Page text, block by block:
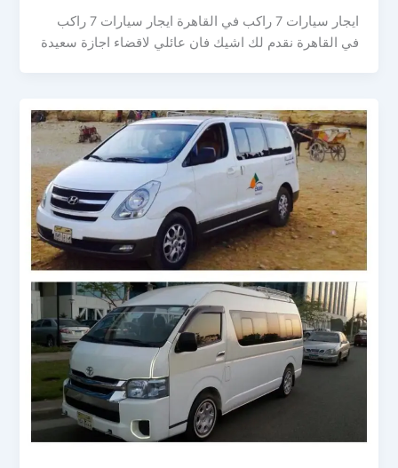
ايجار سيارات 7 راكب في القاهرة ايجار سيارات 7 راكب
في القاهرة نقدم لك اشيك فان عائلي لاقضاء اجازة سعيدة